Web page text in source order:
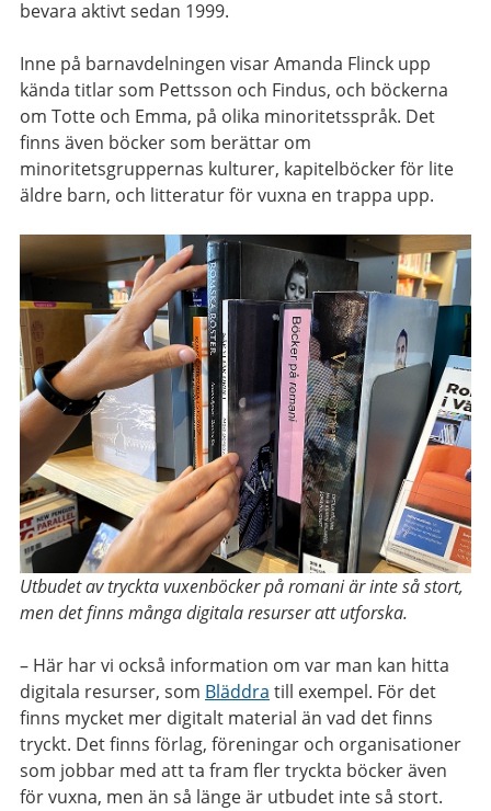
bevara aktivt sedan 1999.
Inne på barnavdelningen visar Amanda Flinck upp
kända titlar som Pettsson och Findus, och böckerna
om Totte och Emma, på olika minoritetsspråk. Det
finns även böcker som berättar om
minoritetsgruppernas kulturer, kapitelböcker för lite
äldre barn, och litteratur för vuxna en trappa upp.
Utbudet av tryckta vuxenböcker på romani är inte så stort,
men det finns många digitala resurser att utforska.
– Här har vi också information om var man kan hitta
digitala resurser, som Bläddra till exempel. För det
finns mycket mer digitalt material än vad det finns
tryckt. Det finns förlag, föreningar och organisationer
som jobbar med att ta fram fler tryckta böcker även
för vuxna, men än så länge är utbudet inte så stort.